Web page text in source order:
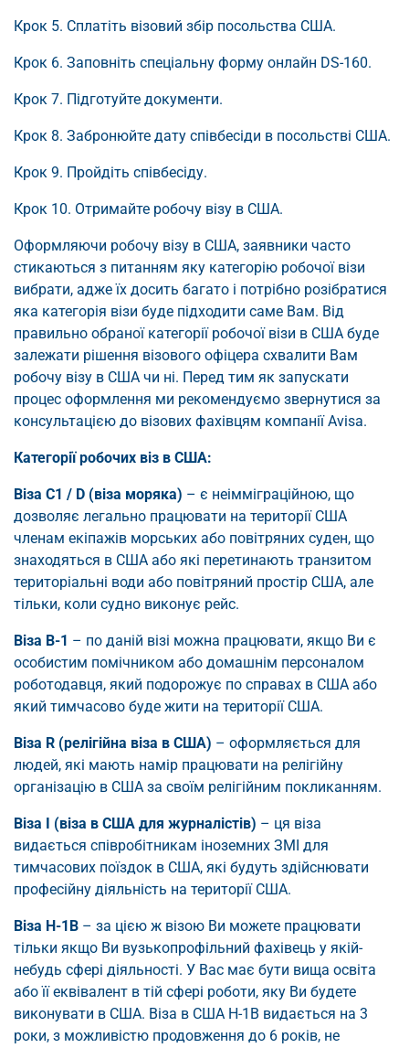
Крок 5. Сплатіть візовий збір посольства США.
Крок 6. Заповніть спеціальну форму онлайн DS-160.
Крок 7. Підготуйте документи.
Крок 8. Забронюйте дату співбесіди в посольстві США.
Крок 9. Пройдіть співбесіду.
Крок 10. Отримайте робочу візу в США.
Оформляючи робочу візу в США, заявники часто
стикаються з питанням яку категорію робочої візи
вибрати, адже їх досить багато і потрібно розібратися
яка категорія візи буде підходити саме Вам. Від
правильно обраної категорії робочої візи в США буде
залежати рішення візового офіцера схвалити Вам
робочу візу в США чи ні. Перед тим як запускати
процес оформлення ми рекомендуємо звернутися за
консультацією до візових фахівцям компанії Avisa.
Категорії робочих віз в США:
Віза C1 / D (віза моряка) – є неімміграційною, що
дозволяє легально працювати на території США
членам екіпажів морських або повітряних суден, що
знаходяться в США або які перетинають транзитом
територіальні води або повітряний простір США, але
тільки, коли судно виконує рейс.
Віза B-1 – по даній візі можна працювати, якщо Ви є
особистим помічником або домашнім персоналом
роботодавця, який подорожує по справах в США або
який тимчасово буде жити на території США.
Віза R (релігійна віза в США) – оформляється для
людей, які мають намір працювати на релігійну
організацію в США за своїм релігійним покликанням.
Віза I (віза в США для журналістів) – ця віза
видається співробітникам іноземних ЗМІ для
тимчасових поїздок в США, які будуть здійснювати
професійну діяльність на території США.
Віза H-1B – за цією ж візою Ви можете працювати
тільки якщо Ви вузькопрофільний фахівець у якій-
небудь сфері діяльності. У Вас має бути вища освіта
або її еквівалент в тій сфері роботи, яку Ви будете
виконувати в США. Віза в США H-1B видається на 3
роки, з можливістю продовження до 6 років, не